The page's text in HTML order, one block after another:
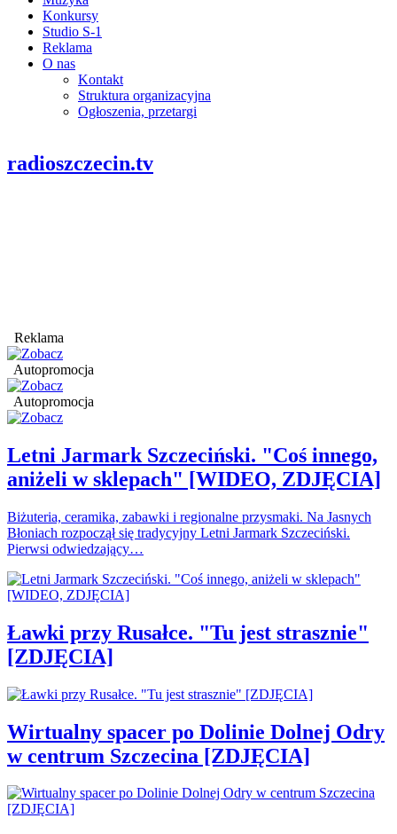
Konkursy
Studio S-1
Reklama
O nas
Kontakt
Struktura organizacyjna
Ogłoszenia, przetargi
radioszczecin.tv
Reklama
Autopromocja
Autopromocja
Letni Jarmark Szczeciński. "Coś innego,
aniżeli w sklepach" [WIDEO, ZDJĘCIA]
Biżuteria, ceramika, zabawki i regionalne przysmaki. Na Jasnych
Błoniach rozpoczął się tradycyjny Letni Jarmark Szczeciński.
Pierwsi odwiedzający…
Ławki przy Rusałce. "Tu jest strasznie"
[ZDJĘCIA]
Wirtualny spacer po Dolinie Dolnej Odry
w centrum Szczecina [ZDJĘCIA]